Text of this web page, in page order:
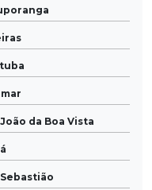
da Boa Vista